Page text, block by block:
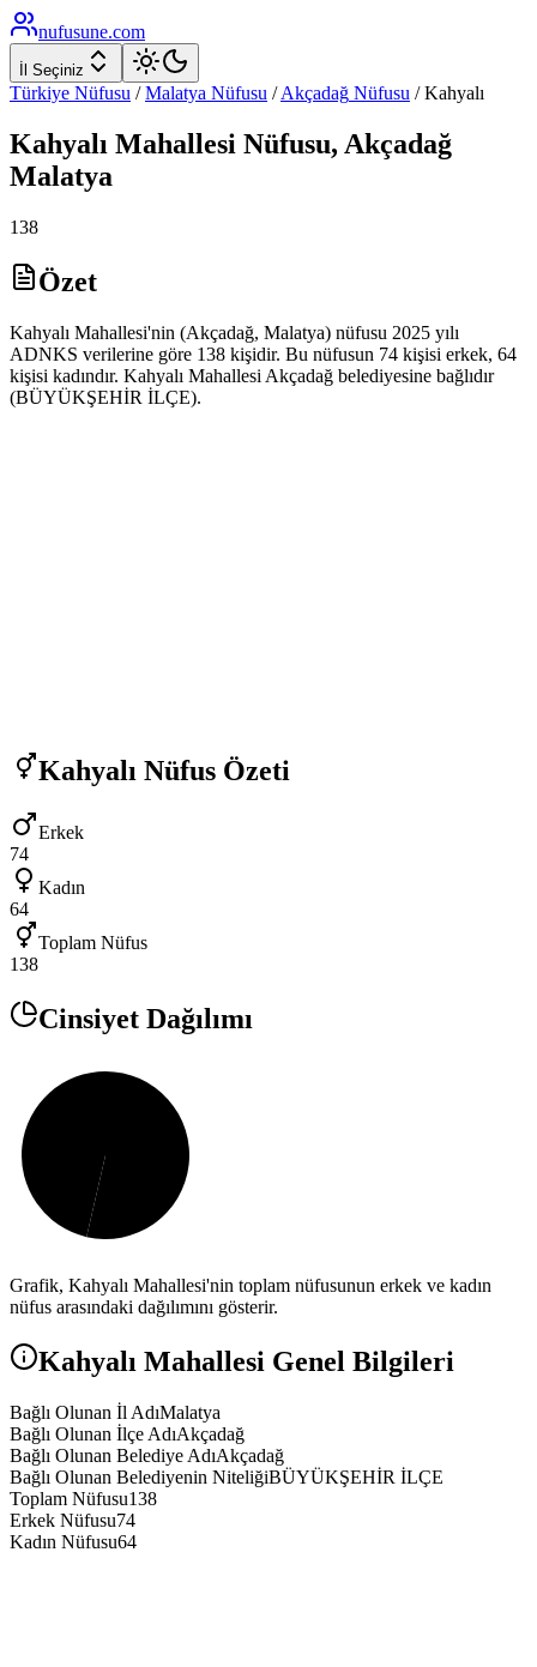
nufusune.com
İl Seçiniz
Türkiye Nüfusu / Malatya Nüfusu / Akçadağ Nüfusu /Kahyalı
Kahyalı Mahallesi Nüfusu, Akçadağ
Malatya
138
Özet
Kahyalı Mahallesi'nin (Akçadağ, Malatya) nüfusu 2025 yılı
ADNKS verilerine göre 138 kişidir. Bu nüfusun 74 kişisi erkek, 64
kişisi kadındır. Kahyalı Mahallesi Akçadağ belediyesine bağlıdır
(BÜYÜKŞEHİR İLÇE).
Kahyalı Nüfus Özeti
Erkek
74
Kadın
64
Toplam Nüfus
138
Cinsiyet Dağılımı
Grafik, Kahyalı Mahallesi'nin toplam nüfusunun erkek ve kadın
nüfus arasındaki dağılımını gösterir.
Kahyalı Mahallesi Genel Bilgileri
Bağlı Olunan İl AdıMalatya
Bağlı Olunan İlçe AdıAkçadağ
Bağlı Olunan Belediye AdıAkçadağ
Bağlı Olunan Belediyenin NiteliğiBÜYÜKŞEHİR İLÇE
Toplam Nüfusu138
Erkek Nüfusu74
Kadın Nüfusu64